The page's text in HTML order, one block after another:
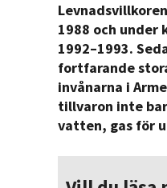
1988 och under
1992–1993.
fortfarande
invånarna i
tillvaron inte
vatten, gas för